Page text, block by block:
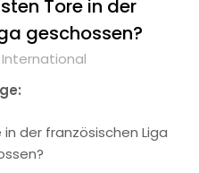
Tore in der
geschossen?
International
der französischen Liga